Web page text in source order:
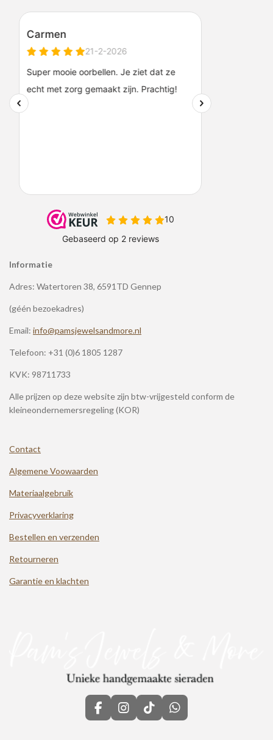
Informatie
Adres: Watertoren 38, 6591TD Gennep
(géén bezoekadres)
Email: info@pamsjewelsandmore.nl
Telefoon: +31 (0)6 1805 1287
KVK: 98711733
Alle prijzen op deze website zijn btw-vrijgesteld conform de
kleineondernemersregeling (KOR)
Contact
Algemene Voowaarden
Materiaalgebruik
Privacyverklaring
Bestellen en verzenden
Retourneren
Garantie en klachten
F
a
I
n
T
i
W
h